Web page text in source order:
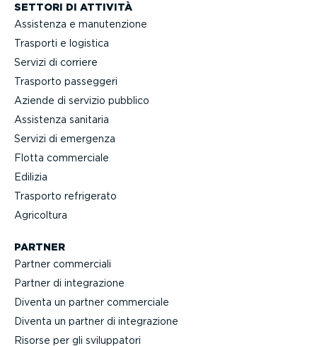
SETTORI DI ATTIVITÀ
Assistenza e manuten­zione
Trasporti e logistica
Servizi di corriere
Trasporto passeggeri
Aziende di servizio pubblico
Assistenza sanitaria
Servizi di emergenza
Flotta commerciale
Edilizia
Trasporto refrigerato
Agricoltura
PARTNER
Partner commerciali
Partner di integra­zione
Diventa un partner commerciale
Diventa un partner di integra­zione
Risorse per gli svilup­patori